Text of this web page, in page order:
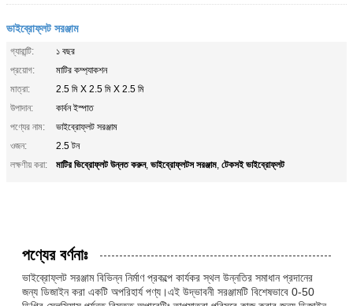
ভাইব্রোফ্লট সরঞ্জাম
গ্যারান্টি:
১ বছর
প্রয়োগ:
মাটির কম্প্যাকশন
মাত্রা:
2.5 মি X 2.5 মি X 2.5 মি
উপাদান:
কার্বন ইস্পাত
পণ্যের নাম:
ভাইব্রোফ্লট সরঞ্জাম
ওজন:
2.5 টন
লক্ষণীয় করা:
মাটির ভিব্রোফ্লট উন্নত করুন, ভাইব্রোফ্লটস সরঞ্জাম, টেকসই ভাইব্রোফ্লট
পণ্যের বর্ণনাঃ
ভাইব্রোফ্লট সরঞ্জাম বিভিন্ন নির্মাণ প্রকল্পে কার্যকর স্থল উন্নতির সমাধান প্রদানের
জন্য ডিজাইন করা একটি অপরিহার্য পণ্য।এই উদ্ভাবনী সরঞ্জামটি বিশেষভাবে 0-50